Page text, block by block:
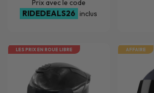
Prix avec le code
RIDEDEALS26 inclus
LES PRIX EN ROUE LIBRE AFFAIRE